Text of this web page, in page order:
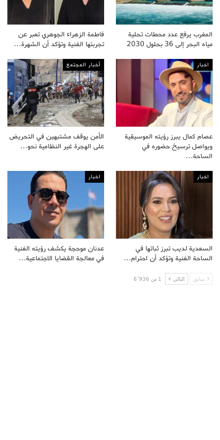
المغرب يرفع عدد محطات تحلية
مياه البحر إلى 36 بحلول 2030
فاطمة الزهراء الجوهري تعبر عن
تجربتها الفنية وتؤكد أن الشهرة…
اخبار
عصام كمال يبرز رؤيته الموسيقية
ويواصل ترسيخ حضوره في
الساحة…
أخبار المجتمع
الأمن يوقف مشتبهين في التحريض
على الهجرة غير النظامية نحو…
اخبار
السعدية لديب تبرز ثباتها في
الساحة الفنية وتؤكد أن احترام…
اخبار
عدنان موحجة يكشف رؤيته الفنية
في معالجة القضايا الاجتماعية…
سابق التالى 1 من 6٬936